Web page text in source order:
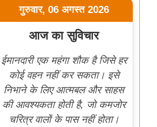
गुरुवार, 06 अगस्त 2026
आज का सुविचार
ईमानदारी एक महंगा शौक है जिसे हर
कोई वहन नहीं कर सकता। इसे
निभाने के लिए आत्मबल और साहस
की आवश्यकता होती है, जो कमजोर
चरित्र वालों के पास नहीं होता।